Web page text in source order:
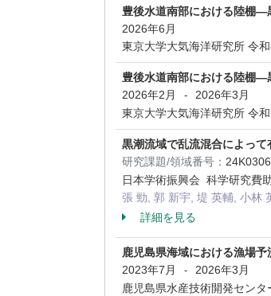
豊後水道南部における陸棚―
2026年6月
東京大学大気海洋研究所 令
豊後水道南部における陸棚―
2026年2月
-
2026年3月
東京大学大気海洋研究所 令
黒潮流域で乱流混合によっ
研究課題/領域番号：
日本学術振興会 科学研究費
張 勁, 郭 新宇, 堤 英輔, 小林
詳細を見る
鹿児島県海域における漁場予
2023年7月
-
2026年3月
鹿児島県水産技術開発セン